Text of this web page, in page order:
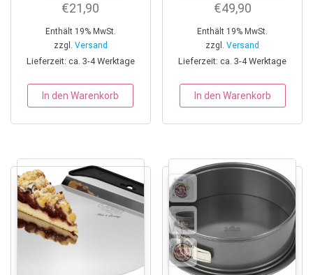
€21,90
Enthält 19% MwSt.
zzgl. Versand
Lieferzeit: ca. 3-4 Werktage
In den Warenkorb
€49,90
Enthält 19% MwSt.
zzgl.Versand
Lieferzeit: ca. 3-4 Werktage
In den Warenkorb